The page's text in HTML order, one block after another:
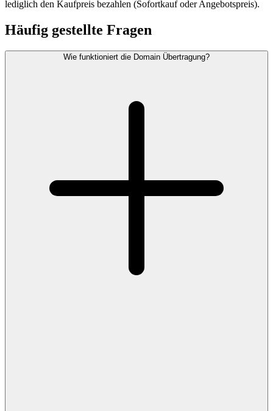
lediglich den Kaufpreis bezahlen (Sofortkauf oder Angebotspreis).
Häufig gestellte Fragen
Wie funktioniert die Domain Übertragung?